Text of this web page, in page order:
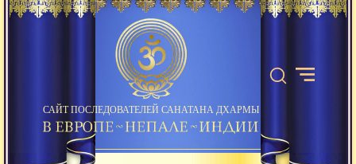
САЙТ ПОСЛЕДОВАТЕЛЕЙ САНАТАНА ДХАРМЫ